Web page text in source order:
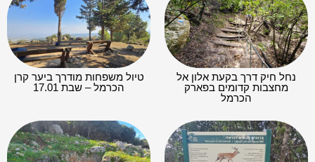
נחל חיק דרך בקעת אלון אל
מחצבות קדומים בפארק
הכרמל
טיול משפחות מודרך ביער קרן
הכרמל – שבת 17.01